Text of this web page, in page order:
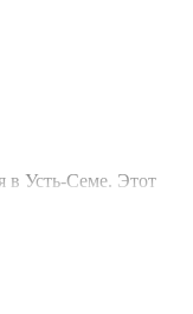
в Усть-Семе. Этот